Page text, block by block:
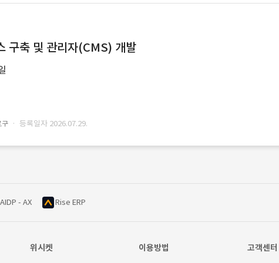
구축 및 관리자(CMS) 개발
구 · 등록일자 2026.07.29.
AIDP - AX Rise ERP
위시켓 이용방법 고객센터